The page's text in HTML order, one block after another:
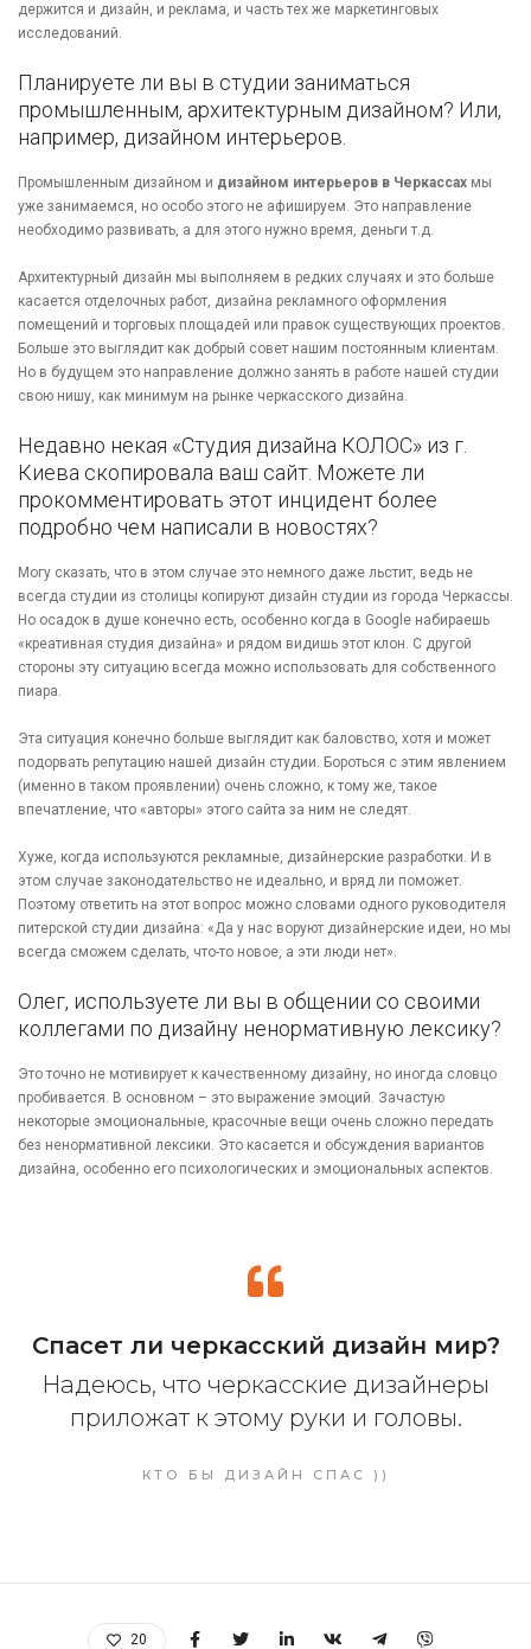
держится и дизайн, и реклама, и часть тех же маркетинговых
исследований.
Планируете ли вы в студии заниматься
промышленным, архитектурным дизайном? Или,
например, дизайном интерьеров.
Промышленным дизайном и дизайном интерьеров в Черкассах мы
уже занимаемся, но особо этого не афишируем. Это направление
необходимо развивать, а для этого нужно время, деньги т.д.
Архитектурный дизайн мы выполняем в редких случаях и это больше
касается отделочных работ, дизайна рекламного оформления
помещений и торговых площадей или правок существующих проектов.
Больше это выглядит как добрый совет нашим постоянным клиентам.
Но в будущем это направление должно занять в работе нашей студии
свою нишу, как минимум на рынке черкасского дизайна.
Недавно некая «Студия дизайна КОЛОС» из г.
Киева скопировала ваш сайт. Можете ли
прокомментировать этот инцидент более
подробно чем написали в новостях?
Могу сказать, что в этом случае это немного даже льстит, ведь не
всегда студии из столицы копируют дизайн студии из города Черкассы.
Но осадок в душе конечно есть, особенно когда в Google набираешь
«креативная студия дизайна» и рядом видишь этот клон. С другой
стороны эту ситуацию всегда можно использовать для собственного
пиара.
Эта ситуация конечно больше выглядит как баловство, хотя и может
подорвать репутацию нашей дизайн студии. Бороться с этим явлением
(именно в таком проявлении) очень сложно, к тому же, такое
впечатление, что «авторы» этого сайта за ним не следят.
Хуже, когда используются рекламные, дизайнерские разработки. И в
этом случае законодательство не идеально, и вряд ли поможет.
Поэтому ответить на этот вопрос можно словами одного руководителя
питерской студии дизайна: «Да у нас воруют дизайнерские идеи, но мы
всегда сможем сделать, что-то новое, а эти люди нет».
Олег, используете ли вы в общении со своими
коллегами по дизайну ненормативную лексику?
Это точно не мотивирует к качественному дизайну, но иногда словцо
пробивается. В основном – это выражение эмоций. Зачастую
некоторые эмоциональные, красочные вещи очень сложно передать
без ненормативной лексики. Это касается и обсуждения вариантов
дизайна, особенно его психологических и эмоциональных аспектов.
Cпасет ли черкасский дизайн мир?
Надеюсь, что черкасские дизайнеры
приложат к этому руки и головы.
КТО БЫ ДИЗАЙН СПАС ))
20